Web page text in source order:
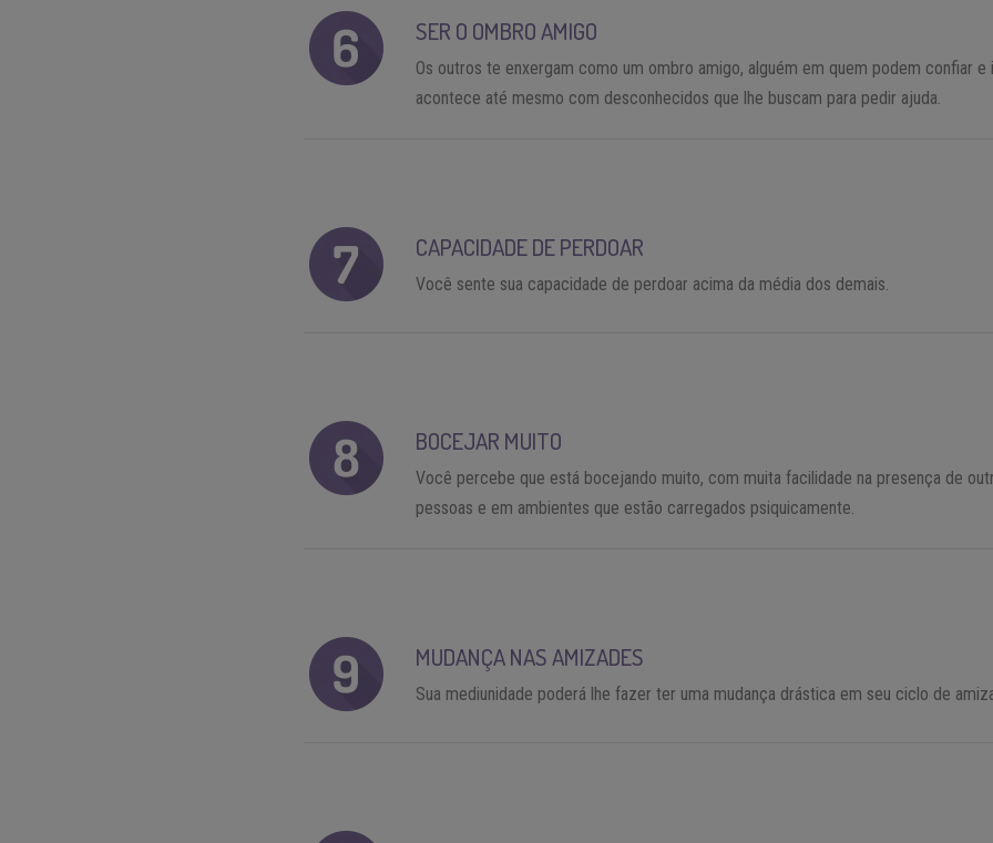
SER O OMBRO AMIGO
Os outros te enxergam como um ombro amigo, alguém em quem podem confiar e
acontece até mesmo com desconhecidos que lhe buscam para pedir ajuda.
CAPACIDADE DE PERDOAR
Você sente sua capacidade de perdoar acima da média dos demais.
BOCEJAR MUITO
Você percebe que está bocejando muito, com muita facilidade na presença de
pessoas e em ambientes que estão carregados psiquicamente.
MUDANÇA NAS AMIZADES
Sua mediunidade poderá lhe fazer ter uma mudança drástica em seu ciclo de